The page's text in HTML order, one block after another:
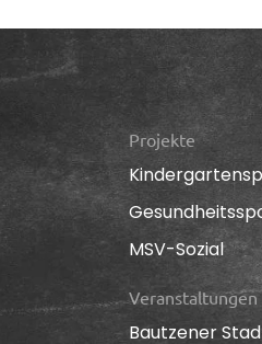
Projekte
MSV-Sozial
Veranstaltungen
Bautzener